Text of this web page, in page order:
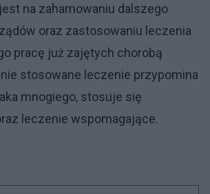
na zahamowaniu dalszego
oraz zastosowaniu leczenia
pracę już zajętych chorobą
stosowane leczenie przypomina
mnogiego, stosuje się
leczenie wspomagające.